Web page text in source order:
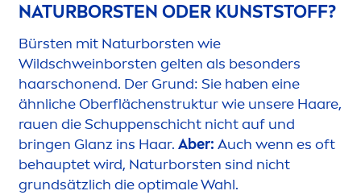
NATURBORSTEN ODER KUNSTSTOFF?
Bürsten mit Naturborsten wie
Wildschweinborsten gelten als besonders
haarschonend. Der Grund: Sie haben eine
ähnliche Oberflächenstruktur wie unsere Haare,
rauen die Schuppenschicht nicht auf und
bringen Glanz ins Haar. Aber: Auch wenn es oft
behauptet wird, Naturborsten sind nicht
grundsätzlich die optimale Wahl.